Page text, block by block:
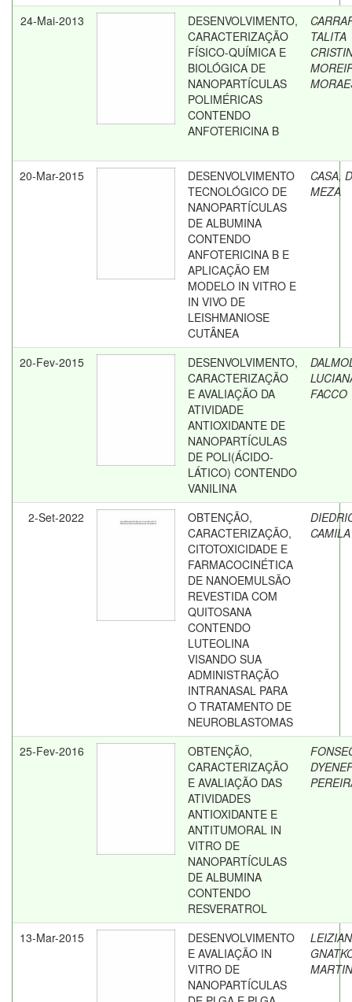
24-Mai-2013
DESENVOLVIMENTO,
CARACTERIZAÇÃO
FÍSICO-QUÍMICA E
BIOLÓGICA DE
NANOPARTÍCULAS
POLIMÉRICAS
CONTENDO
ANFOTERICINA B
TALITA
20-Mar-2015
DESENVOLVIMENTO
TECNOLÓGICO DE
NANOPARTÍCULAS
DE ALBUMINA
CONTENDO
ANFOTERICINA B E
APLICAÇÃO EM
MODELO IN VITRO E
IN VIVO DE
LEISHMANIOSE
CUTÂNEA
CASA,
MEZA
20-Fev-2015
DESENVOLVIMENTO,
CARACTERIZAÇÃO
E AVALIAÇÃO DA
ATIVIDADE
ANTIOXIDANTE DE
NANOPARTÍCULAS
DE POLI(ÁCIDO-
LÁTICO) CONTENDO
VANILINA
FACCO
2-Set-2022
OBTENÇÃO,
CARACTERIZAÇÃO,
CITOTOXICIDADE E
FARMACOCINÉTICA
DE NANOEMULSÃO
REVESTIDA COM
QUITOSANA
CONTENDO
LUTEOLINA
VISANDO SUA
ADMINISTRAÇÃO
INTRANASAL PARA
O TRATAMENTO DE
NEUROBLASTOMAS
CAMILA
25-Fev-2016
OBTENÇÃO,
CARACTERIZAÇÃO
E AVALIAÇÃO DAS
ATIVIDADES
ANTIOXIDANTE E
ANTITUMORAL IN
VITRO DE
NANOPARTÍCULAS
DE ALBUMINA
CONTENDO
RESVERATROL
13-Mar-2015
DESENVOLVIMENTO
E AVALIAÇÃO IN
VITRO DE
NANOPARTÍCULAS